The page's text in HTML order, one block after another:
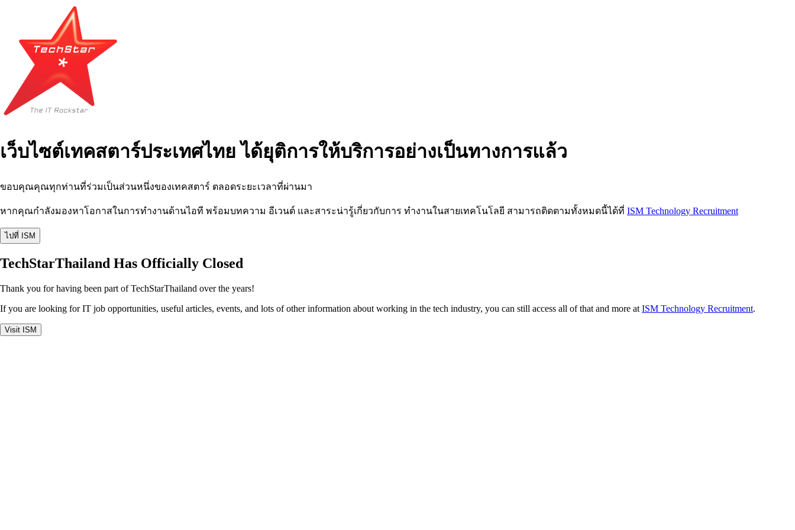
เว็บไซต์เทคสตาร์ประเทศไทย ได้ยุติการให้บริการอย่างเป็นทางการแล้ว
ขอบคุณคุณทุกท่านที่ร่วมเป็นส่วนหนึ่งของเทคสตาร์ ตลอดระยะเวลาที่ผ่านมา
หากคุณกำลังมองหาโอกาสในการทำงานด้านไอที พร้อมบทความ อีเวนต์ และสาระน่ารู้เกี่ยวกับการ ทำงานในสายเทคโนโลยี สามารถติดตามทั้งหมดนี้ได้ที่ ISM Technology Recruitment
ไปที่ ISM
TechStarThailand Has Officially Closed
Thank you for having been part of TechStarThailand over the years!
If you are looking for IT job opportunities, useful articles, events, and lots of other information about working in the tech industry, you can still access all of that and more at ISM Technology Recruitment.
Visit ISM